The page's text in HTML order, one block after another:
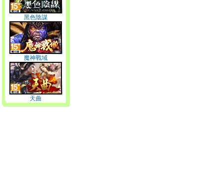
黑色陰謀
魔神戰域
天曲